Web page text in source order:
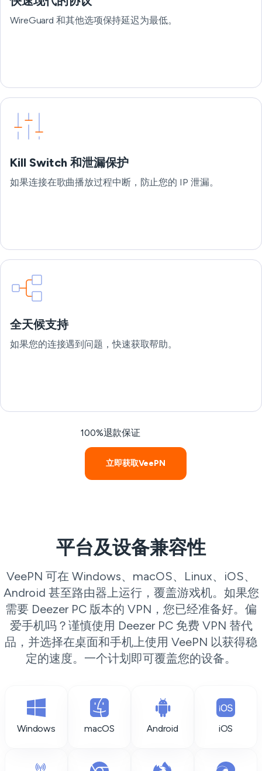
WireGuard 和其他选项保持延迟为最低。
Kill Switch 和泄漏保护
如果连接在歌曲播放过程中断，防止您的 IP 泄漏。
全天候支持
如果您的连接遇到问题，快速获取帮助。
100%退款保证
立即获取VeePN
平台及设备兼容性
VeePN 可在 Windows、macOS、Linux、iOS、
Android 甚至路由器上运行，覆盖游戏机。如果您
需要 Deezer PC 版本的 VPN，您已经准备好。偏
爱手机吗？谨慎使用 Deezer PC 免费 VPN 替代
品，并选择在桌面和手机上使用 VeePN 以获得稳
定的速度。一个计划即可覆盖您的设备。
Windows macOS Android iOS